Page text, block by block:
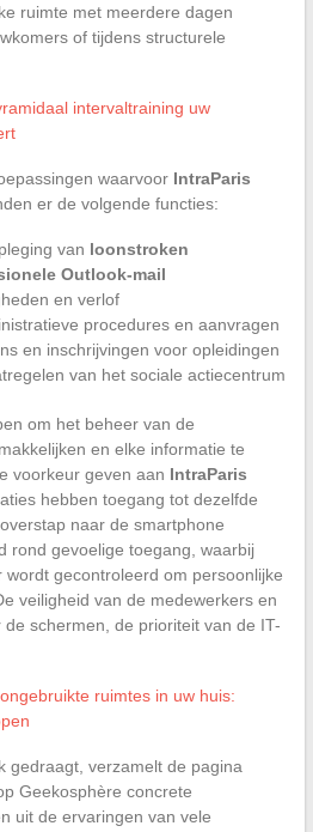
ruimte met meerdere dagen
of tijdens structurele
intervaltraining uw
waarvoor IntraParis
er de volgende functies:
van loonstroken
Outlook-mail
en verlof
procedures en aanvragen
en inschrijvingen voor opleidingen
van het sociale actiecentrum
om het beheer van de
en elke informatie te
voorkeur geven aan IntraParis
hebben toegang tot dezelfde
naar de smartphone
rond gevoelige toegang, waarbij
gecontroleerd om persoonlijke
veiligheid van de medewerkers en
schermen, de prioriteit van de IT-
ruimtes in uw huis:
gedraagt, verzamelt de pagina
Geekosphère concrete
uit de ervaringen van vele